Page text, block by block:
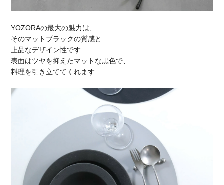
YOZORAの最大の魅力は、
そのマットブラックの質感と
上品なデザイン性です
表面はツヤを抑えたマットな黒色で、
料理を引き立ててくれます